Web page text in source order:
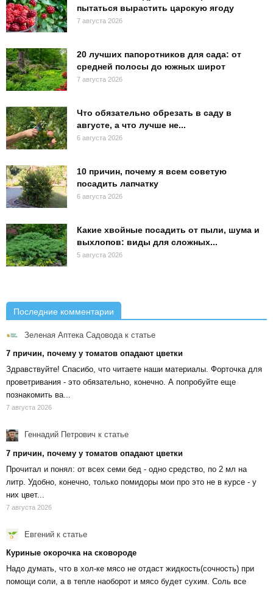
пытаться вырастить царскую ягоду
7 августа 2026
20 лучших папоротников для сада: от
средней полосы до южных широт
7 августа 2026
Что обязательно обрезать в саду в
августе, а что лучше не...
6 августа 2026
10 причин, почему я всем советую
посадить лапчатку
6 августа 2026
Какие хвойные посадить от пыли, шума и
выхлопов: виды для сложных...
5 августа 2026
Последние комментарии
Зеленая Аптека Садовода к статье
7 причин, почему у томатов опадают цветки
Здравствуйте! Спасибо, что читаете наши материалы. Форточка для
проветривания - это обязательно, конечно. А попробуйте еще
познакомить ва...
7 августа 2026
Геннадий Петрович к статье
7 причин, почему у томатов опадают цветки
Прочитал и понял: от всех семи бед - одно средство, по 2 мл на
литр. Удобно, конечно, только помидоры мои про это не в курсе - у
них цвет...
7 августа 2026
Евгений к статье
Куриные окорочка на сковороде
Надо думать, что в хол-ке мясо не отдаст жидкость(сочность) при
помощи соли, а в тепле наоборот и мясо будет сухим. Соль все